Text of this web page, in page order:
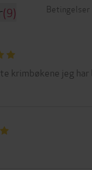
(9)
krimbøkene jeg har